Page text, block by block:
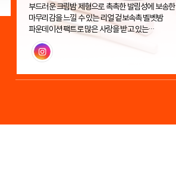
부드러운 크림밤 제형으로 촉촉한 발림성에 보송한
마무리감을 느낄 수 있는 리얼 겉보속촉 벨벳밤
파운데이션 팩트로 많은 사랑을 받고 있는
에이지투웨니스 벨벳 래스팅 팩트!
인스타그램